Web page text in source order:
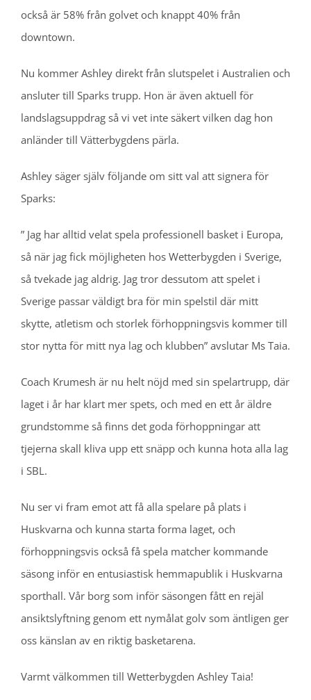
också är 58% från golvet och knappt 40% från
downtown.
Nu kommer Ashley direkt från slutspelet i Australien och
ansluter till Sparks trupp. Hon är även aktuell för
landslagsuppdrag så vi vet inte säkert vilken dag hon
anländer till Vätterbygdens pärla.
Ashley säger själv följande om sitt val att signera för
Sparks:
” Jag har alltid velat spela professionell basket i Europa,
så när jag fick möjligheten hos Wetterbygden i Sverige,
så tvekade jag aldrig. Jag tror dessutom att spelet i
Sverige passar väldigt bra för min spelstil där mitt
skytte, atletism och storlek förhoppningsvis kommer till
stor nytta för mitt nya lag och klubben” avslutar Ms Taia.
Coach Krumesh är nu helt nöjd med sin spelartrupp, där
laget i år har klart mer spets, och med en ett år äldre
grundstomme så finns det goda förhoppningar att
tjejerna skall kliva upp ett snäpp och kunna hota alla lag
i SBL.
Nu ser vi fram emot att få alla spelare på plats i
Huskvarna och kunna starta forma laget, och
förhoppningsvis också få spela matcher kommande
säsong inför en entusiastisk hemmapublik i Huskvarna
sporthall. Vår borg som inför säsongen fått en rejäl
ansiktslyftning genom ett nymålat golv som äntligen ger
oss känslan av en riktig basketarena.
Varmt välkommen till Wetterbygden Ashley Taia!